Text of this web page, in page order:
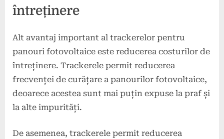
întreținere
Alt avantaj important al trackerelor pentru
panouri fotovoltaice este reducerea costurilor de
întreținere. Trackerele permit reducerea
frecvenței de curățare a panourilor fotovoltaice,
deoarece acestea sunt mai puțin expuse la praf și
la alte impurități.
De asemenea, trackerele permit reducerea